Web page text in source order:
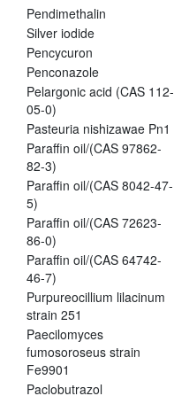
Pendimethalin
Silver iodide
Pencycuron
Penconazole
Pelargonic acid (CAS 112-
05-0)
Pasteuria nishizawae Pn1
Paraffin oil/(CAS 97862-
82-3)
Paraffin oil/(CAS 8042-47-
5)
Paraffin oil/(CAS 72623-
86-0)
Paraffin oil/(CAS 64742-
46-7)
Purpureocillium lilacinum
strain 251
Paecilomyces
fumosoroseus strain
Fe9901
Paclobutrazol